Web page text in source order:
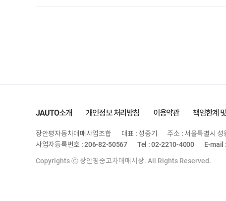
JAUTO소개 개인정보 처리방침 이용약관 책임한계
장안평자동차매매사업조합 대표 : 성중기
주소 : 서울특별시
사업자등록번호 : 206-82-50567
Tel : 02-2210-4000 E-mail
Copyrights ⓒ 장안평중고차매매시장. All Rights Reserved.